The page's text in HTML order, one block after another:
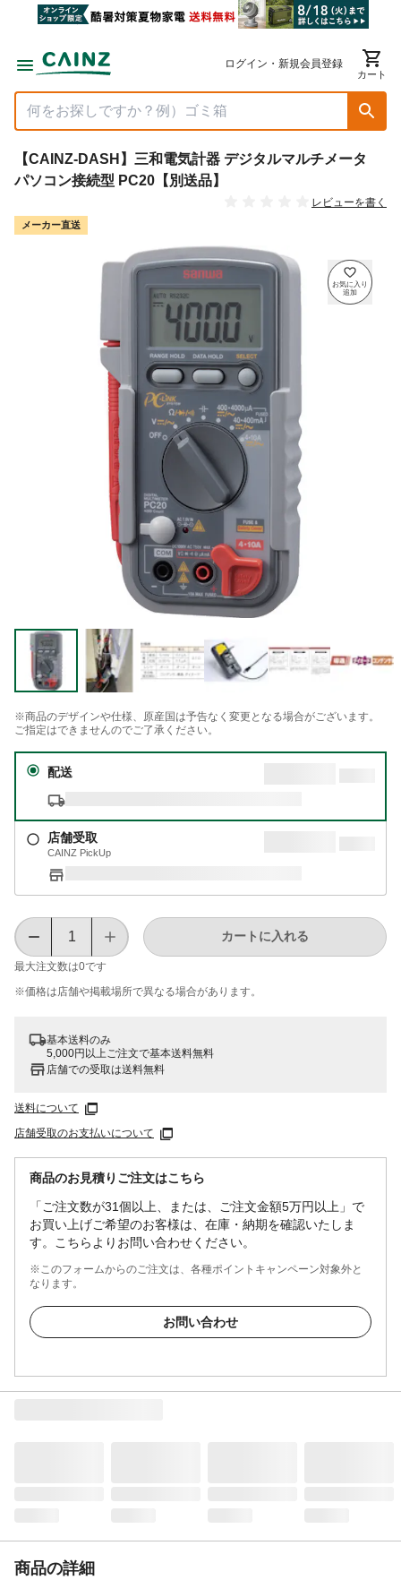
ログイン・新規会員登録
カート
【CAINZ-DASH】三和電気計器 デジタルマルチメータ
パソコン接続型 PC20【別送品】
レビューを書く
メーカー直送
※商品のデザインや仕様、原産国は予告なく変更となる場合がございます。
ご指定はできませんのでご了承ください。
配送
店舗受取
CAINZ PickUp
最大注文数は0です
カートに入れる
※価格は​店舗や​掲載場所で​異なる​場合が​あります。
基本送料のみ
5,000円以上ご注文で基本送料無料
店舗での受取は送料無料
送料について
店舗受取のお支払いについて
商品のお見積りご注文はこちら
「ご注文数が31個以上、または、ご注文金額5万円以上」で
お買い上げご希望のお客様は、在庫・納期を確認いたしま
す。こちらよりお問い合わせください。
※このフォームからのご注文は、各種ポイントキャンペーン対象外と
なります。
お問い合わせ
商品の詳細